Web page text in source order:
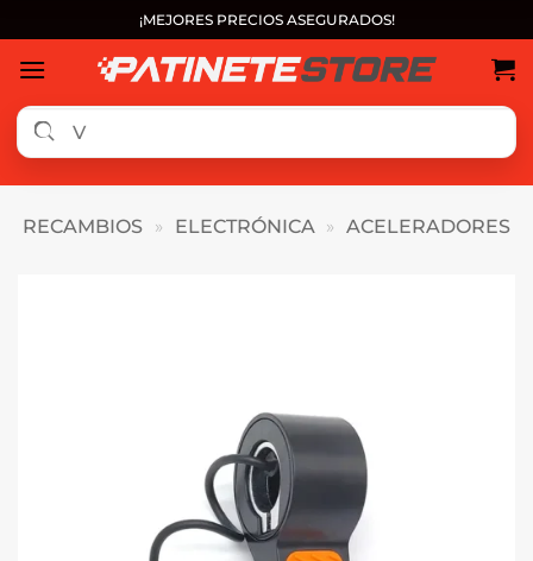
al
contenido
¡MEJORES PRECIOS ASEGURADOS!
RECAMBIOS » ELECTRÓNICA » ACELERADORES